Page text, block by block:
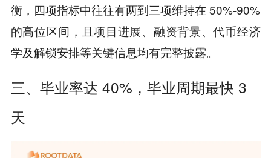
衡，四项指标中往往有两到三项维持在 50%-90%
的高位区间，且项目进展、融资背景、代币经济
学及解锁安排等关键信息均有完整披露。
三、毕业率达 40%，毕业周期最快 3
天